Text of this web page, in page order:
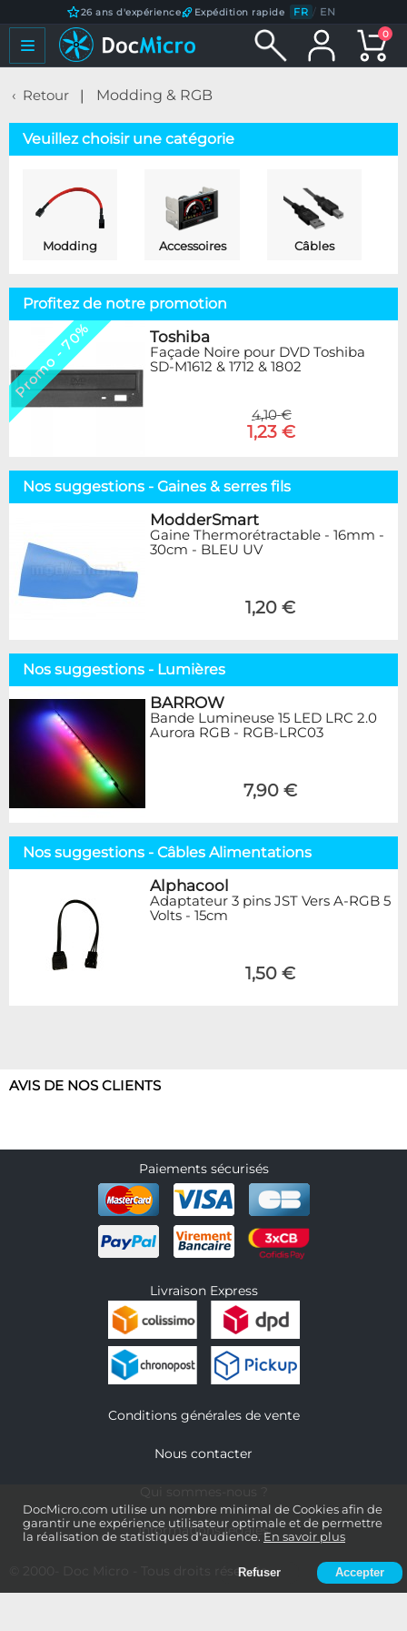
DocMicro.com utilise un nombre minimal de Cookies afin de
garantir une expérience utilisateur optimale et de permettre
la réalisation de statistiques d'audience. En savoir plus
Refuser Accepter
26 ans d'expérience Expédition rapide FR / EN
0
Retour Modding & RGB
Veuillez choisir une catégorie
Modding Accessoires Câbles
Profitez de notre promotion
Promo - 70% Toshiba
Façade Noire pour DVD Toshiba
SD-M1612 & 1712 & 1802
4,10 €
1,23 €
Nos suggestions - Gaines & serres fils
ModderSmart
Gaine Thermorétractable - 16mm -
30cm - BLEU UV
1,20 €
Nos suggestions - Lumières
BARROW
Bande Lumineuse 15 LED LRC 2.0
Aurora RGB - RGB-LRC03
7,90 €
Nos suggestions - Câbles Alimentations
Alphacool
Adaptateur 3 pins JST Vers A-RGB 5
Volts - 15cm
1,50 €
AVIS DE NOS CLIENTS
Paiements sécurisés
Livraison Express
Conditions générales de vente
Nous contacter
Informations légales
- Tous droits réservés